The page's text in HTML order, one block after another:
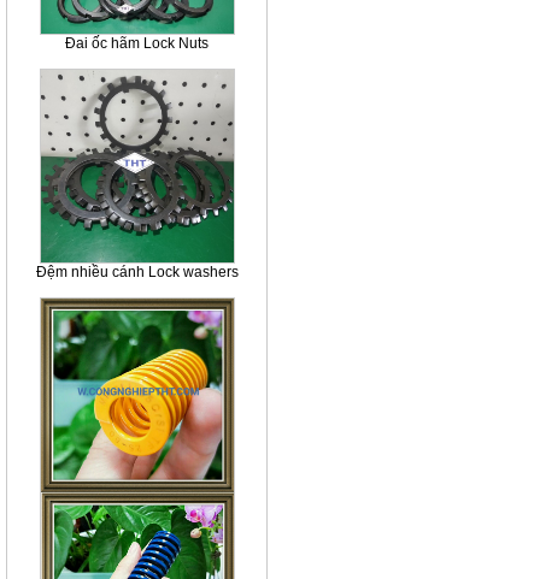
Đai ốc hãm Lock Nuts
Đệm nhiều cánh Lock washers